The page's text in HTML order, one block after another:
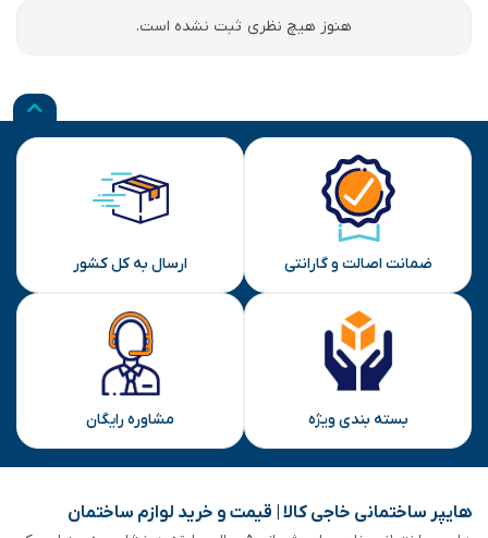
هنوز هیچ نظری ثبت نشده است.
ضمانت اصالت و گارانتی ارسال به کل کشور
بسته بندی ویژه مشاوره رایگان
هایپر ساختمانی خاجی‌ کالا | قیمت و خرید لوازم ساختمان